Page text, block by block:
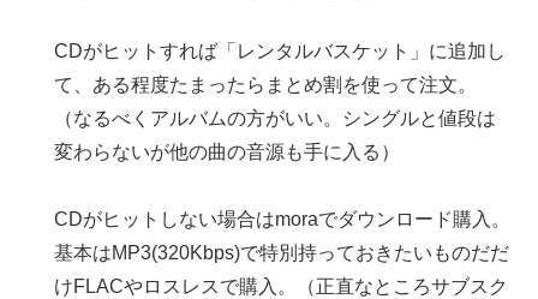
CDがヒットすれば「レンタルバスケット」に追加し
て、ある程度たまったらまとめ割を使って注文。
（なるべくアルバムの方がいい。シングルと値段は
変わらないが他の曲の音源も手に入る）
CDがヒットしない場合はmoraでダウンロード購入。
基本はMP3(320Kbps)で特別持っておきたいものだだ
けFLACやロスレスで購入。（正直なところサブスク